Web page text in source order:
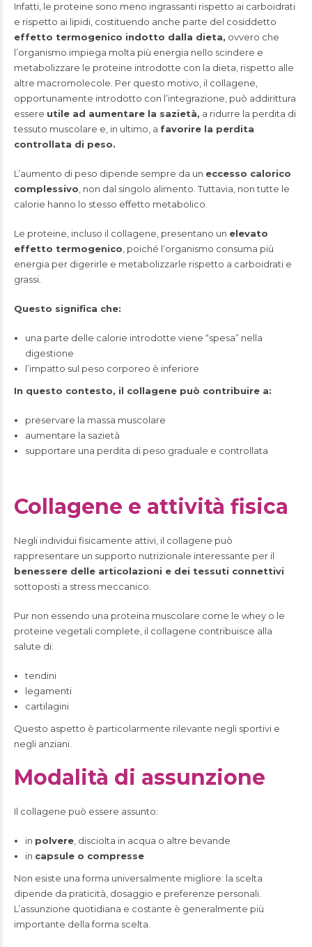
Infatti, le proteine sono meno ingrassanti rispetto ai carboidrati
e rispetto ai lipidi, costituendo anche parte del cosiddetto
effetto termogenico indotto dalla dieta, ovvero che
l’organismo impiega molta più energia nello scindere e
metabolizzare le proteine introdotte con la dieta, rispetto alle
altre macromolecole. Per questo motivo, il collagene,
opportunamente introdotto con l’integrazione, può addirittura
essere utile ad aumentare la sazietà, a ridurre la perdita di
tessuto muscolare e, in ultimo, a favorire la perdita
controllata di peso.
L’aumento di peso dipende sempre da un eccesso calorico
complessivo , non dal singolo alimento. Tuttavia, non tutte le
calorie hanno lo stesso effetto metabolico.
Le proteine, incluso il collagene, presentano un elevato
effetto termogenico , poiché l’organismo consuma più
energia per digerirle e metabolizzarle rispetto a carboidrati e
grassi.
Questo significa che:
una parte delle calorie introdotte viene “spesa” nella
digestione
l’impatto sul peso corporeo è inferiore
In questo contesto, il collagene può contribuire a:
preservare la massa muscolare
aumentare la sazietà
supportare una perdita di peso graduale e controllata
Collagene e attività fisica
Negli individui fisicamente attivi, il collagene può
rappresentare un supporto nutrizionale interessante per il
benessere delle articolazioni e dei tessuti connettivi
sottoposti a stress meccanico.
Pur non essendo una proteina muscolare come le whey o le
proteine vegetali complete, il collagene contribuisce alla
salute di:
tendini
legamenti
cartilagini
Questo aspetto è particolarmente rilevante negli sportivi e
negli anziani.
Modalità di assunzione
Il collagene può essere assunto:
in polvere, disciolta in acqua o altre bevande
in capsule o compresse
Non esiste una forma universalmente migliore: la scelta
dipende da praticità, dosaggio e preferenze personali.
L’assunzione quotidiana e costante è generalmente più
importante della forma scelta.